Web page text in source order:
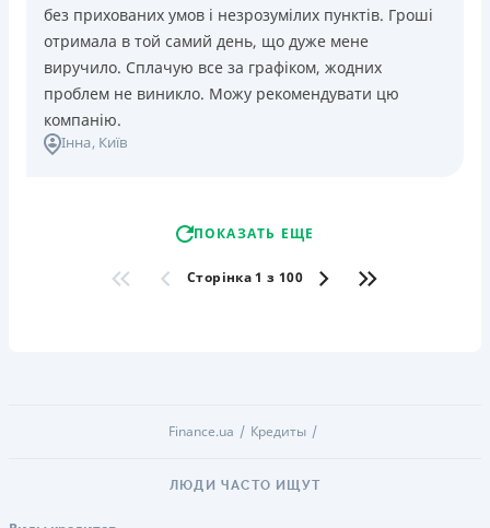
без прихованих умов і незрозумілих пунктів. Гроші
отримала в той самий день, що дуже мене
виручило. Сплачую все за графіком, жодних
проблем не виникло. Можу рекомендувати цю
компанію.
Інна, Київ
ПОКАЗАТЬ ЕЩЕ
Сторінка 1 з 100
Finance.ua Кредиты
ЛЮДИ ЧАСТО ИЩУТ